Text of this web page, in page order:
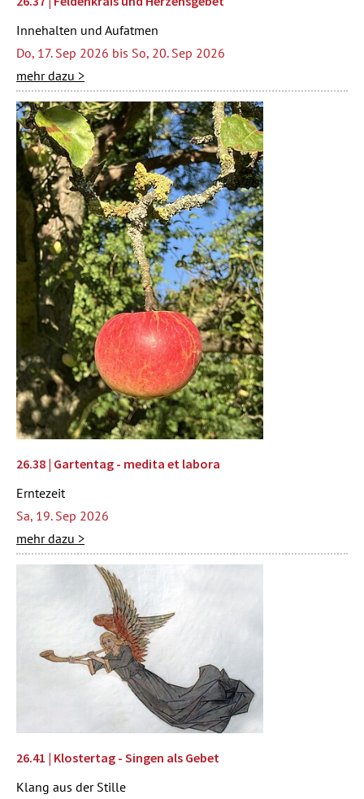
Innehalten und Aufatmen
Do, 17. Sep 2026 bis So, 20. Sep 2026
mehr dazu >
26.38 | Gartentag - medita et labora
Erntezeit
Sa, 19. Sep 2026
mehr dazu >
26.41 | Klostertag - Singen als Gebet
Klang aus der Stille